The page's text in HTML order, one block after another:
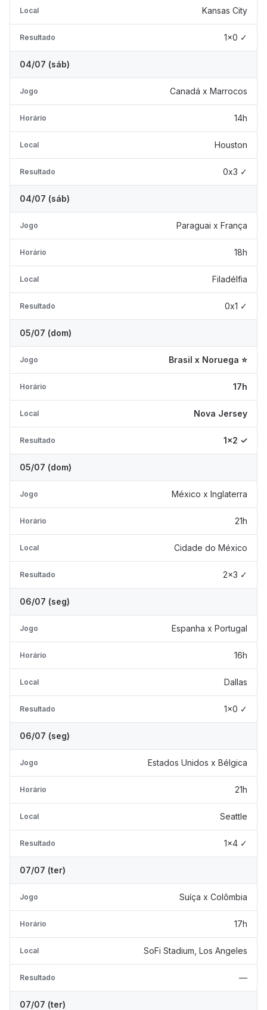
Local Kansas City
Resultado 1x0 ✓
04/07 (sáb)
Jogo Canadá x Marrocos
Horário 14h
Local Houston
Resultado 0x3 ✓
04/07 (sáb)
Jogo Paraguai x França
Horário 18h
Local Filadélfia
Resultado 0x1 ✓
05/07 (dom)
Jogo Brasil x Noruega ⭐
Horário 17h
Local Nova Jersey
Resultado 1x2 ✓
05/07 (dom)
Jogo México x Inglaterra
Horário 21h
Local Cidade do México
Resultado 2x3 ✓
06/07 (seg)
Jogo Espanha x Portugal
Horário 16h
Local Dallas
Resultado 1x0 ✓
06/07 (seg)
Jogo Estados Unidos x Bélgica
Horário 21h
Local Seattle
Resultado 1x4 ✓
07/07 (ter)
Jogo Suíça x Colômbia
Horário 17h
Local SoFi Stadium, Los Angeles
Resultado —
07/07 (ter)